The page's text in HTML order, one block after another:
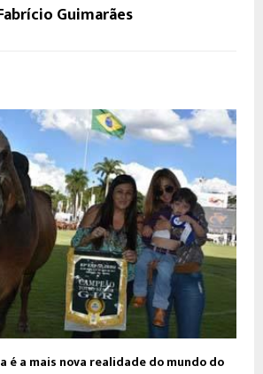
Guimarães
é a mais nova realidade do mundo do